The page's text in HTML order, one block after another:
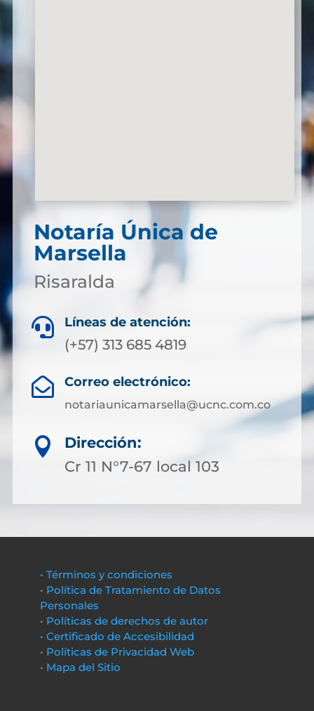
Notaría Única de
Marsella
Risaralda
 Líneas de atención:
(+57) 313 685 4819
 Correo electrónico:
notariaunicamarsella@ucnc.com.co

Dirección:
Cr 11 N°7-67 local 103
• Términos y condiciones
• Política de Tratamiento de Datos
Personales
• Políticas de derechos de autor
• Certificado de Accesibilidad
• Políticas de Privacidad Web
• Mapa del Sitio